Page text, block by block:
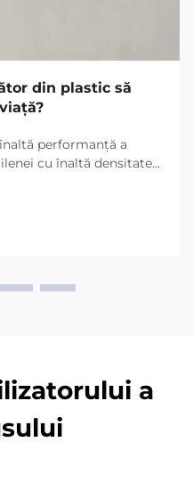
din plastic să
performanță a
cu înaltă densitate
înaltă densitate) și
a